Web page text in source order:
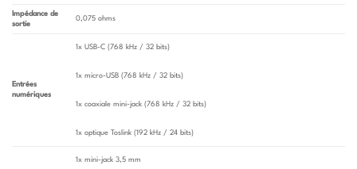
Impédance de
sortie
0,075 ohms
Entrées
numériques
1x USB-C (768 kHz / 32 bits)
1x micro-USB (768 kHz / 32 bits)
1x coaxiale mini-jack (768 kHz / 32 bits)
1x optique Toslink (192 kHz / 24 bits)
1x mini-jack 3,5 mm